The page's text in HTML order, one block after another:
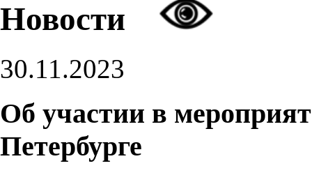
Новости
30.11.2023
Об участии в
Петербурге